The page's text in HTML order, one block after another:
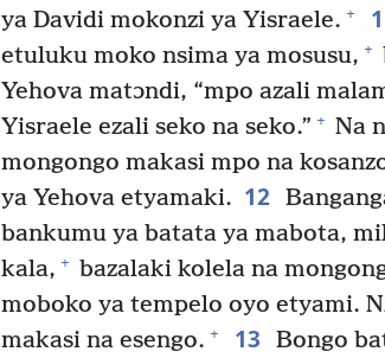
ya Davidi mokonzi ya Yisraele. +
etuluku moko nsima ya mosusu, +
Yehova matɔndi, “mpo azali
Yisraele ezali seko na seko.” + Na
mongongo makasi mpo na
ya Yehova etyamaki. 12
bankumu ya batata ya mabota,
kala, + bazalaki kolela na
moboko ya tempelo oyo etyami.
makasi na esengo. + 13
Bongo